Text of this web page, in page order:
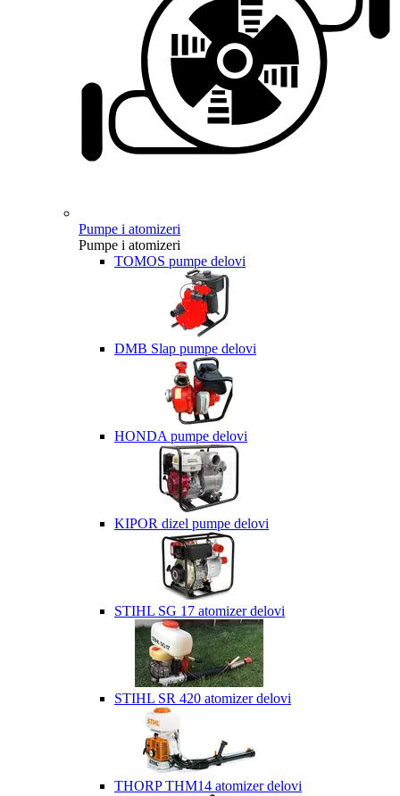
Pumpe i atomizeri
Pumpe i atomizeri
TOMOS pumpe delovi
DMB Slap pumpe delovi
HONDA pumpe delovi
KIPOR dizel pumpe delovi
STIHL SG 17 atomizer delovi
STIHL SR 420 atomizer delovi
THORP THM14 atomizer delovi